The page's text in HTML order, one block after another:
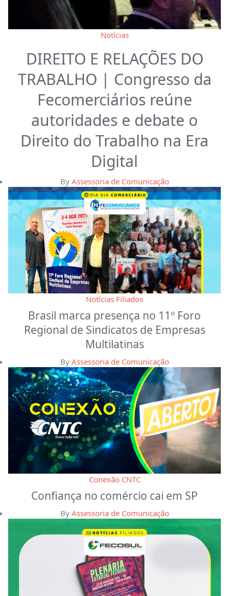
Notícias
DIREITO E RELAÇÕES DO
TRABALHO | Congresso da
Fecomerciários reúne
autoridades e debate o
Direito do Trabalho na Era
Digital
By Assessoria de Comunicação
Notícias Filiados
Brasil marca presença no 11º Foro
Regional de Sindicatos de Empresas
Multilatinas
By Assessoria de Comunicação
Conexão CNTC
Confiança no comércio cai em SP
By Assessoria de Comunicação